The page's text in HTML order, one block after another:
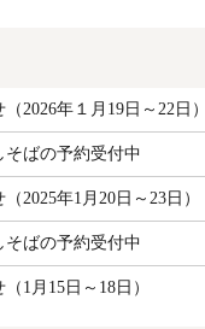
2026年１月19日～22日）
そばの予約受付中
2025年1月20日～23日）
そばの予約受付中
1月15日～18日）